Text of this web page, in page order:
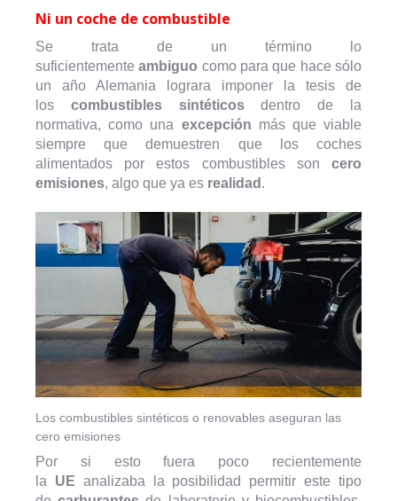
Ni un coche de combustible
Se trata de un término lo
suficientementeambiguo como para que hace sólo
un año Alemania lograra imponer la tesis de
los combustibles sintéticosdentro de la
normativa, como una excepción más que viable
siempre que demuestren que los coches
alimentados por estos combustibles son cero
emisiones, algo que ya es realidad .
Los combustibles sintéticos o renovables aseguran las
cero emisiones
Por si esto fuera poco recientemente
la UE analizaba la posibilidad permitir este tipo